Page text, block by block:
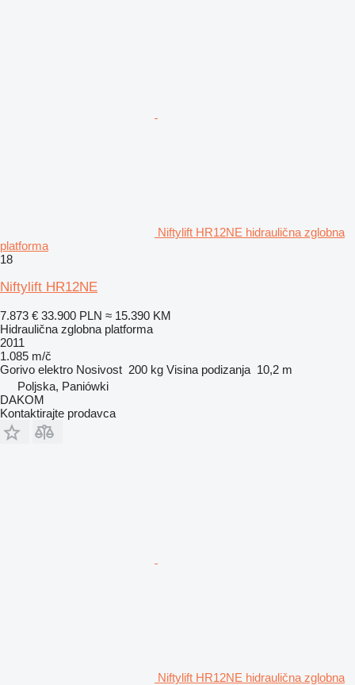
Niftylift HR12NE hidraulična zglobna
platforma
18
Niftylift HR12NE
7.873 € 33.900 PLN ≈ 15.390 KM
Hidraulična zglobna platforma
2011
1.085 m/č
Gorivo elektro Nosivost 200 kg Visina podizanja 10,2 m
Poljska, Paniówki
DAKOM
Kontaktirajte prodavca
Niftylift HR12NE hidraulična zglobna